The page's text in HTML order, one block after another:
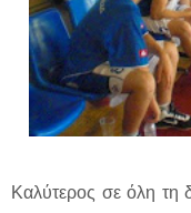
Καλύτερος σε όλη τη